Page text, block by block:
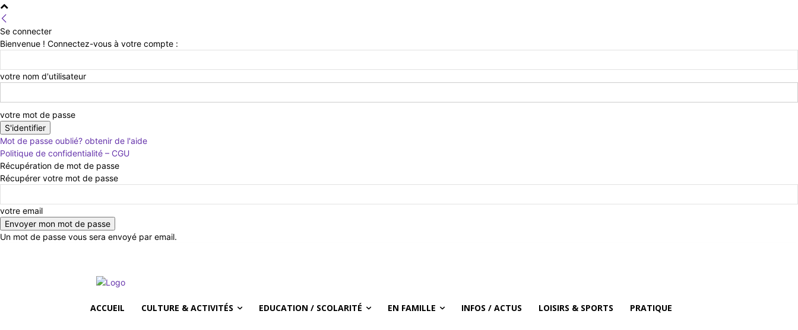
Se connecter
Bienvenue ! Connectez-vous à votre compte :
votre nom d'utilisateur
votre mot de passe
Mot de passe oublié? obtenir de l'aide
Politique de confidentialité – CGU
Récupération de mot de passe
Récupérer votre mot de passe
votre email
Un mot de passe vous sera envoyé par email.
ACCUEIL CULTURE & ACTIVITÉS EDUCATION / SCOLARITÉ EN FAMILLE INFOS / ACTUS LOISIRS & SPORTS PRATIQUE